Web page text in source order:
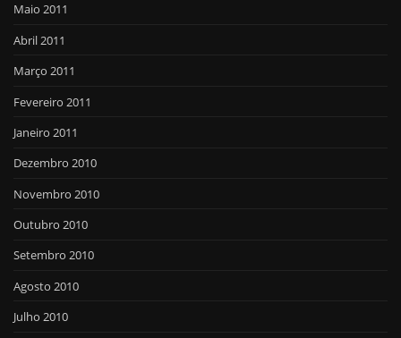
Maio 2011
Abril 2011
Março 2011
Fevereiro 2011
Janeiro 2011
Dezembro 2010
Novembro 2010
Outubro 2010
Setembro 2010
Agosto 2010
Julho 2010